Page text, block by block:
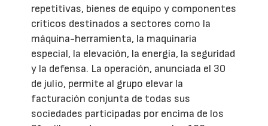
repetitivas, bienes de equipo y componentes
críticos destinados a sectores como la
máquina-herramienta, la maquinaria
especial, la elevación, la energía, la seguridad
y la defensa. La operación, anunciada el 30
de julio, permite al grupo elevar la
facturación conjunta de todas sus
sociedades participadas por encima de los